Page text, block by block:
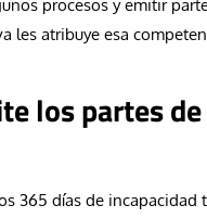
procesos y emitir
les atribuye esa
los partes
365 días de incapacidad